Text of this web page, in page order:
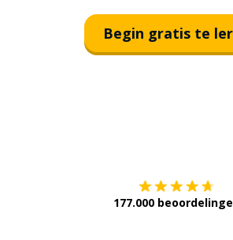
Begin gratis te
177.000